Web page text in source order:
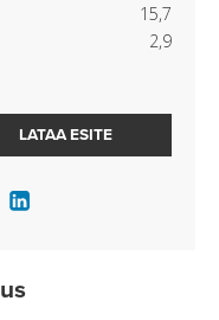
15,7
2,9
LATAA ESITE